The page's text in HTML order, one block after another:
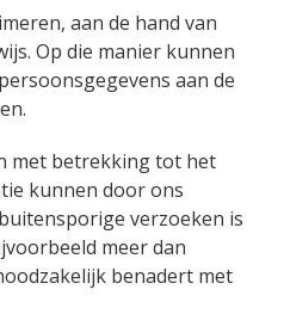
aan de hand van
Op die manier kunnen
aan de
met betrekking tot het
kunnen door ons
verzoeken is
meer dan
benadert met